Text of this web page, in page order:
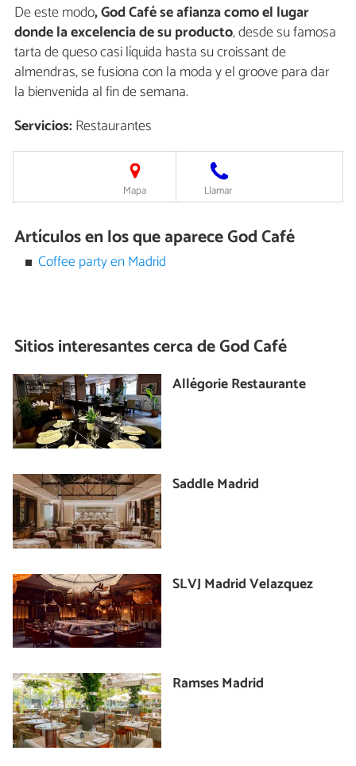
De este modo, God Café se afianza como el lugar
donde la excelencia de su producto, desde su famosa
tarta de queso casi líquida hasta su croissant de
almendras, se fusiona con la moda y el groove para dar
la bienvenida al fin de semana.
Servicios:Restaurantes
Mapa Llamar
Artículos en los que aparece God Café
Coffee party en Madrid
Sitios interesantes cerca deGod Café
Allégorie Restaurante
Saddle Madrid
SLVJ Madrid Velazquez
Ramses Madrid